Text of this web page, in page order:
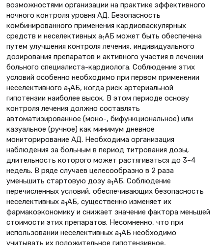
возможностями организации на практике эффективного
ночного контроля уровня АД. Безопасность
комбинированного применения кардиоваскулярных
средств и неселективных a1АБ может быть обеспечена
путем улучшения контроля лечения, индивидуального
дозирования препаратов и активного участия в лечении
больного специалиста-кардиолога. Соблюдение этих
условий особенно необходимо при первом применении
неселективного a1АБ, когда риск артериальной
гипотензии наиболее высок. В этом периоде основу
контроля лечения должно составлять
автоматизированное (моно-, бифункциональное) или
казуальное (ручное) как минимум дневное
мониторирование АД. Необходима организация
наблюдения за больным в период титрования дозы,
длительность которого может растягиваться до 3–4
недель. В ряде случаев целесообразно в 2 раза
уменьшить стартовую дозу a1АБ. Соблюдение
перечисленных условий, обеспечивающих безопасность
неселективных a1АБ, существенно изменяет их
фармакоэкономику и снижает значение фактора меньшей
стоимости этих препаратов. Несомненно, что при
использовании неселективных a1АБ необходимо
учитывать их положительное гипотензивное,